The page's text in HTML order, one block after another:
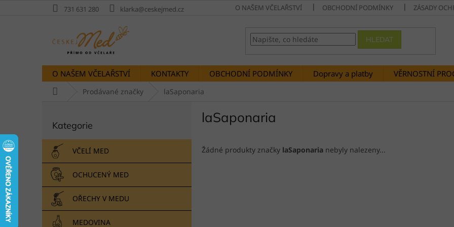
731 631 280 klarka@ceskejmed.cz O NAŠEM VČELAŘSTVÍ OBCHODNÍ PODMÍNKY ZÁSADY
HLEDAT
O NAŠEM VČELAŘSTVÍ KONTAKTY OBCHODNÍ PODMÍNKY Dopravy a platby VĚRNOSTNÍ
Prodávané značky laSaponaria
t
a
n
p
kategorie
Kategorie
VČELÍ MED
OCHUCENÝ MED
OŘECHY V MEDU
MEDOVINA
laSaponaria
Žádné produkty značky laSaponaria nebyly nalezeny...